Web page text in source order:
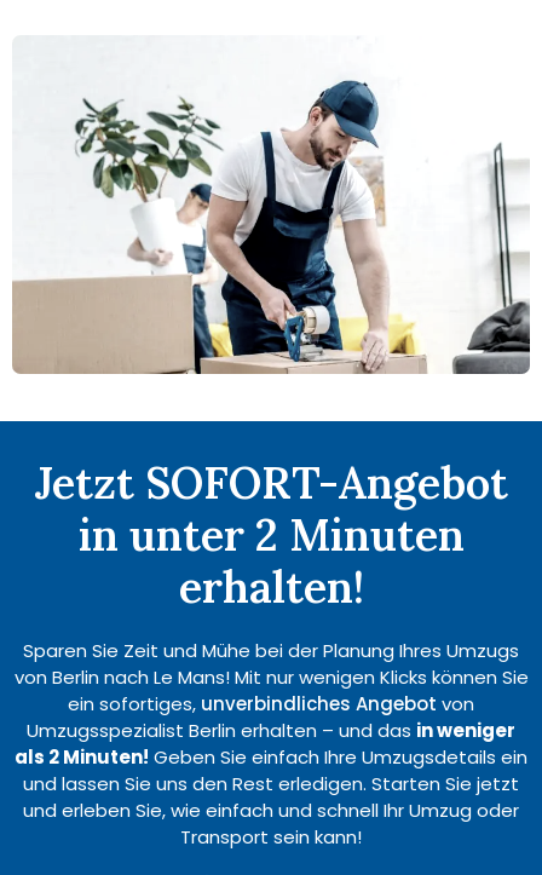
Jetzt SOFORT-Angebot
in unter 2 Minuten
erhalten!
Sparen Sie Zeit und Mühe bei der Planung Ihres Umzugs
von Berlin nach Le Mans! Mit nur wenigen Klicks können Sie
ein sofortiges, unverbindliches Angebot von
Umzugsspezialist Berlin erhalten – und das in weniger
als 2 Minuten! Geben Sie einfach Ihre Umzugsdetails ein
und lassen Sie uns den Rest erledigen. Starten Sie jetzt
und erleben Sie, wie einfach und schnell Ihr Umzug oder
Transport sein kann!